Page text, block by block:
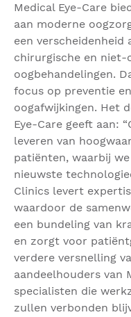
Medical Eye-Care
aan moderne
een verscheidenheid
chirurgische en niet-
oogbehandelingen.
focus op preventie
oogafwijkingen. Het
Eye-Care geeft aan:
leveren van
patiënten, waarbij
nieuwste
Clinics levert
waardoor de
een bundeling van
en zorgt voor
verdere versnelling
aandeelhouders van
specialisten die
zullen verbonden